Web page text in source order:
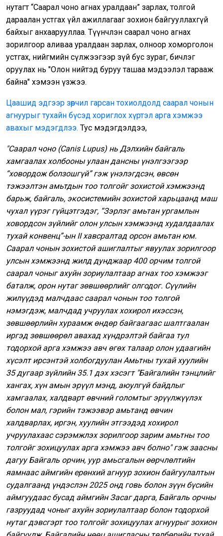
нутагт “Саарал чоно агнах уралдаан” зарлах, толгой
дараалан устгах үйл ажиллагааг зохион байгууллахгүй
байхыг анхаарууллаа. Түүнчлэн саарал чоно агнах
зорилгоор аливаа уралдаан зарлах, олноор хоморголон
устгах, нийгмийн сүлжээгээр зүй бус зураг, бичлэг
оруулах нь "Олон нийтэд буруу ташаа мэдээлэл тарааж
байна" хэмээн үзжээ.
Цаашид эдгээр зөрчил гарсан тохиолдолд саарал чонын
агнуурыг тухайн бүсэд хориглох хүртэл арга хэмжээ
авахыг мэдэгдлээ. Тус мэдэгдэлдээ,
"Саарал чоно (Canis Lupus) нь Дэлхийн байгаль
хамгаалах холбооны улаан дансны үнэлгээгээр
“ховордож болзошгүй” гэж үнэлэгдсэн, өвсөн
тэжээлтэн амьтдын тоо толгойг зохистой хэмжээнд
барьж, байгаль, экосистемийн зохистой харьцаанд маш
чухал үүрэг гүйцэтгэдэг, “Зэрлэг амьтан ургамлын
ховордсон зүйлийг олон улсын хэмжээнд худалдаалах
тухай конвенц”-ын II хавсралтад орсон амьтан юм.
Саарал чонын зохистой ашиглалтыг явуулах зорилгоор
улсын хэмжээнд жилд дунджаар 400 орчим толгой
саарал чоныг ахуйн зориулалтаар агнах тоо хэмжээг
баталж, орон нутаг зөвшөөрлийг олгодог. Сүүлийн
жилүүдэд малчдаас саарал чонын тоо толгой
нэмэгдэж, малчдад учруулах хохирол ихэссэн,
зөвшөөрлийн хураамж өндөр байгаагаас шалтгаалан
иргэд зөвшөөрөл авахад хүндрэлтэй байгаа тул
тодорхой арга хэмжээ авч өгөх талаар олон удаагийн
хүсэлт ирсэнтэй холбогдуулан Амьтны тухай хуулийн
35 дугаар зүйлийн 35.1 дэх хэсэгт "Байгалийн тэнцлийг
хангах, хүн амын эрүүл мэнд, аюулгүй байдлыг
хамгаалах, халдварт өвчний голомтыг эрүүлжүүлэх
болон мал, гэрийн тэжээвэр амьтанд өвчин
халдварлах, иргэн, хуулийн этгээдэд хохирол
учруулахаас сэрэмжлэх зорилгоор зарим амьтны тоо
толгойг зохицуулах арга хэмжээ авч болно" гэж заасны
дагуу Байгаль орчин, уур амьсгалын өөрчлөлтийн
яамнаас аймгийн ерөнхий агнуур зохион байгуулалтын
судалгаанд үндэслэн 2025 онд говь болон зүүн бүсийн
аймгуудаас бусад аймгийн Засаг дарга, Байгаль орчны
газруудад чоныг ахуйн зориулалтаар болон тодорхой
нутаг дэвсгэрт тоо толгойг зохицуулах агнуурыг зохион